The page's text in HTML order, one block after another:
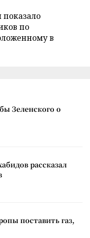
по
в
Зеленского о
рассказал
поставить газ,